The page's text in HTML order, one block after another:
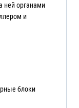
ней органами
и
блоки